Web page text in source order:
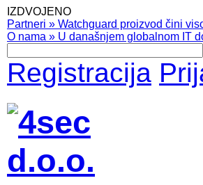
IZDVOJENO
Partneri » Watchguard proizvod čini
O nama » U današnjem globalnom IT
Registracija